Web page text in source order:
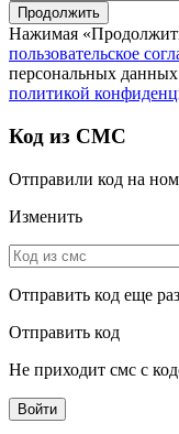
Продолжить
Нажимая
пользовательское
персональных
политикой
Код из СМС
Отправили код на
Изменить
Отправить код еще
Отправить код
Не приходит смс с
Войти